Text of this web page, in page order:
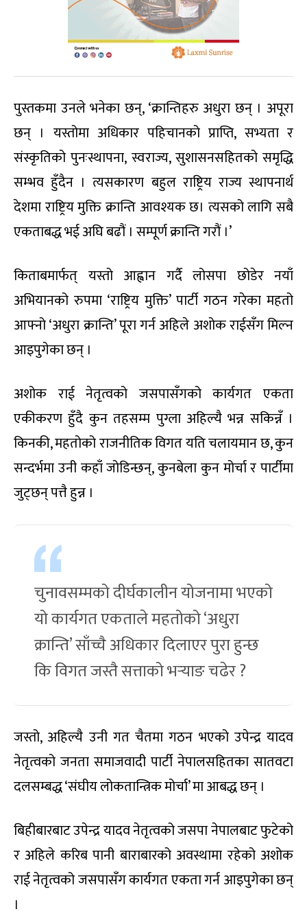
पुस्तकमा उनले भनेका छन्, ‘क्रान्तिहरु अधुरा छन् । अपूरा
छन् । यस्तोमा अधिकार पहिचानको प्राप्ति, सभ्यता र
संस्कृतिको पुनःस्थापना, स्वराज्य, सुशासनसहितको समृद्धि
सम्भव हुँदैन । त्यसकारण बहुल राष्ट्रिय राज्य स्थापनार्थ
देशमा राष्ट्रिय मुक्ति क्रान्ति आवश्यक छ। त्यसको लागि सबै
एकताबद्ध भई अघि बढौं । सम्पूर्ण क्रान्ति गरौं ।’
किताबमार्फत् यस्तो आह्वान गर्दै लोसपा छोडेर नयाँ
अभियानको रुपमा ‘राष्ट्रिय मुक्ति’ पार्टी गठन गरेका महतो
आफ्नो ‘अधुरा क्रान्ति’ पूरा गर्न अहिले अशोक राईसँग मिल्न
आइपुगेका छन् ।
अशोक राई नेतृत्वको जसपासँगको कार्यगत एकता
एकीकरण हुँदै कुन तहसम्म पुग्ला अहिल्यै भन्न सकिन्नँ ।
किनकी, महतोको राजनीतिक विगत यति चलायमान छ, कुन
सन्दर्भमा उनी कहाँ जोडिन्छन्, कुनबेला कुन मोर्चा र पार्टीमा
जुट्छन् पत्तै हुन्न ।
चुनावसम्मको दीर्घकालीन योजनामा भएको
यो कार्यगत एकताले महतोको ‘अधुरा
क्रान्ति’ साँच्चै अधिकार दिलाएर पुरा हुन्छ
कि विगत जस्तै सत्ताको भर्‍याङ चढेर ?
जस्तो, अहिल्यै उनी गत चैतमा गठन भएको उपेन्द्र यादव
नेतृत्वको जनता समाजवादी पार्टी नेपालसहितका सातवटा
दलसम्बद्ध ‘संघीय लोकतान्त्रिक मोर्चा’ मा आबद्ध छन् ।
बिहीबारबाट उपेन्द्र यादव नेतृत्वको जसपा नेपालबाट फुटेको
र अहिले करिब पानी बाराबारको अवस्थामा रहेको अशोक
राई नेतृत्वको जसपासँग कार्यगत एकता गर्न आइपुगेका छन्
।